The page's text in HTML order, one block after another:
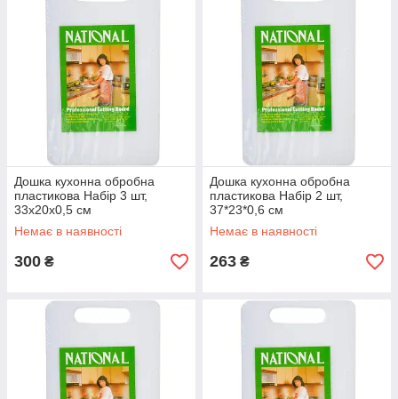
Дошка кухонна обробна
пластикова Набір 3 шт,
33х20х0,5 см
Немає в наявності
300 ₴
Дошка кухонна обробна
пластикова Набір 2 шт,
37*23*0,6 см
Немає в наявності
263 ₴